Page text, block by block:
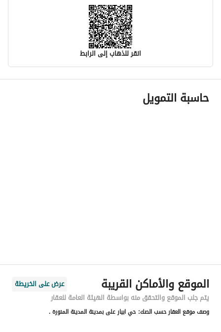
انقر للذهاب إلى الرابط
معلومات مسؤول الإعلان
اسم المسؤول
رقم المبنى
4177
الرقم الاضافي
8174
حاسبة التمويل
الموقع والأماكن القريبة
عرض على الخريطة
يتم جلب الموقع والتحقق منه بواسطة الهيئة العامة للعقار
وصف موقع العقار حسب الصك: حي ابيار على بمدينة المدينة المنورة .